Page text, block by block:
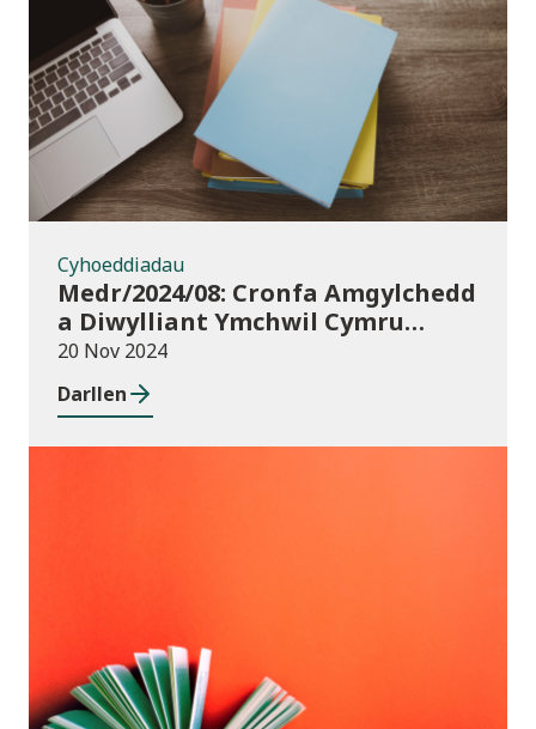
Cyhoeddiadau
Cyhoeddiadau
Medr/2024/08: Cronfa Amgylchedd
a Diwylliant Ymchwil Cymru
(WREC) 2024/25
20 Nov 2024
Darllen